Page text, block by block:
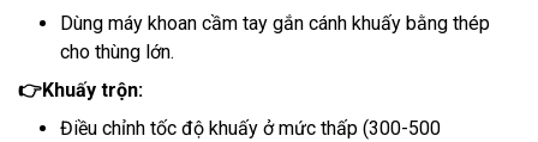
Dùng máy khoan cầm tay gắn cánh khuấy bằng thép
cho thùng lớn.
👉Khuấy trộn:
Điều chỉnh tốc độ khuấy ở mức thấp (300-500